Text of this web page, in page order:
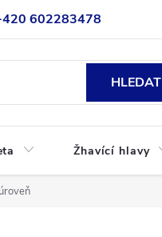
602283478
HLEDAT
Žhavící hlavy